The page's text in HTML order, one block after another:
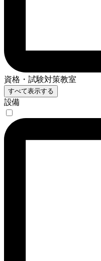
資格・試験対策教室
すべて表示する
設備